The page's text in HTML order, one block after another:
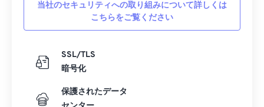
当社のセキュリティへの取り組みについて詳しくは
こちらをご覧ください
SSL/TLS
暗号化
保護されたデータ